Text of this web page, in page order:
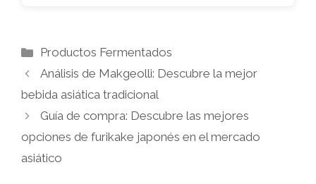
Categorías
Productos Fermentados
Análisis de Makgeolli: Descubre la mejor
bebida asiática tradicional
Guía de compra: Descubre las mejores
opciones de furikake japonés en el mercado
asiático